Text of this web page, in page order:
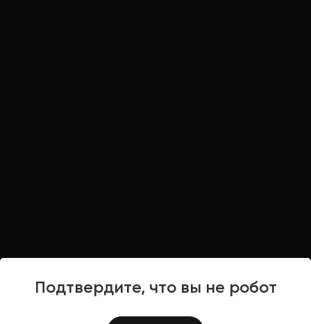
Подтвердите, что вы не робот
РАЗРАБОТКА ЛОГОТИПА